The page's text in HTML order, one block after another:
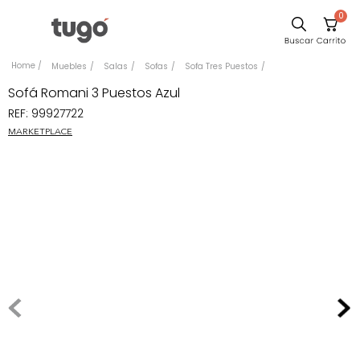
0
Muebles Salas Sofas Sofa Tres Puestos
Sofá Romani 3 Puestos Azul
REF: 99927722
MARKETPLACE
Comedor
Escritorio